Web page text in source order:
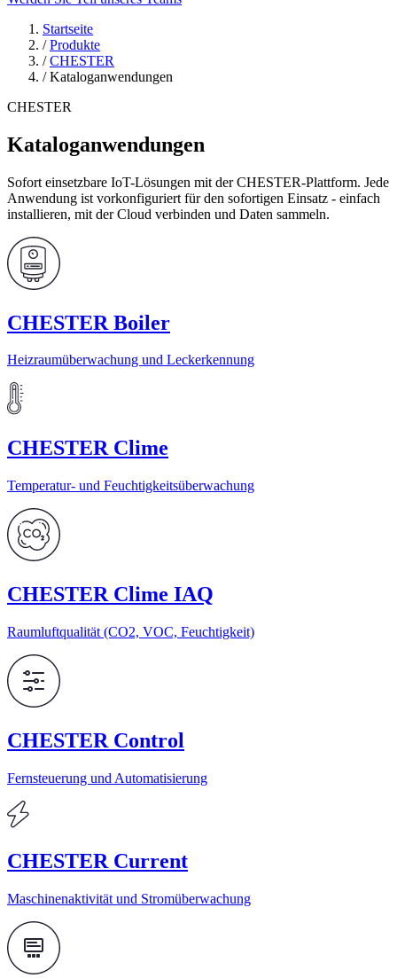
Startseite
/ Produkte
/ CHESTER
/ Kataloganwendungen
CHESTER
Kataloganwendungen
Sofort einsetzbare IoT-Lösungen mit der CHESTER-Plattform. Jede
Anwendung ist vorkonfiguriert für den sofortigen Einsatz - einfach
installieren, mit der Cloud verbinden und Daten sammeln.
CHESTER Boiler
Heizraumüberwachung und Leckerkennung
CHESTER Clime
Temperatur- und Feuchtigkeitsüberwachung
CHESTER Clime IAQ
Raumluftqualität (CO2, VOC, Feuchtigkeit)
CHESTER Control
Fernsteuerung und Automatisierung
CHESTER Current
Maschinenaktivität und Stromüberwachung